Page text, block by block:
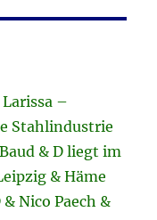
–
Stahlindustrie
& D liegt im
& Häme
Nico Paech &